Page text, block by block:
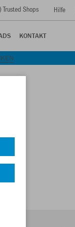
Shops Hilfe
KONTAKT